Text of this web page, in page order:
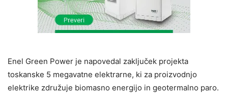
Enel Green Power je napovedal zaključek projekta
toskanske 5 megavatne elektrarne, ki za proizvodnjo
elektrike združuje biomasno energijo in geotermalno paro.